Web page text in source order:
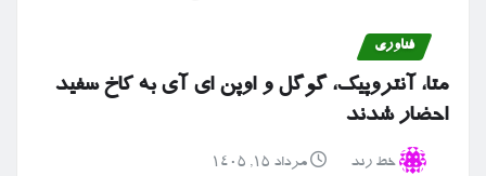
فناوری
متا، آنتروپیک، گوگل و اوپن ای آی به کاخ سفید
احضار شدند
خط رند مرداد ۱۵, ۱۴۰۵